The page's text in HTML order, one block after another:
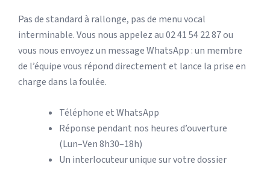
Pas de standard à rallonge, pas de menu vocal
interminable. Vous nous appelez au 02 41 54 22 87 ou
vous nous envoyez un message WhatsApp : un membre
de l’équipe vous répond directement et lance la prise en
charge dans la foulée.
Téléphone et WhatsApp
Réponse pendant nos heures d’ouverture
(Lun–Ven 8h30–18h)
Un interlocuteur unique sur votre dossier